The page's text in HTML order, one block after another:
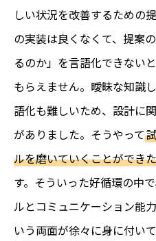
しい状況を改善するための
の実装は良くなくて、提案
るのか」を言語化できない
もらえません。曖昧な知識
語化も難しいため、設計に
がありました。そうやって
ルを磨いていくことができた
す。そういった好循環の中
ルとコミュニケーション能
いう両面が徐々に身に付い